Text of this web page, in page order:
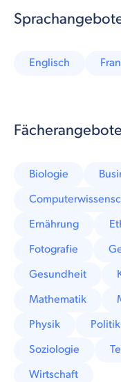
Englisch
Fächerangebote
Biologie
Ernährung
Fotografie
Gesundheit
Mathematik
Physik
Politik
Soziologie
Wirtschaft